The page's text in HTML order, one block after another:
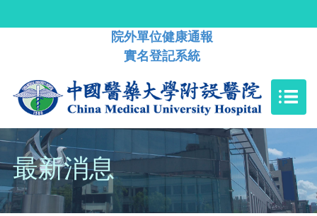
院外單位健康通報
實名登記系統
最新消息